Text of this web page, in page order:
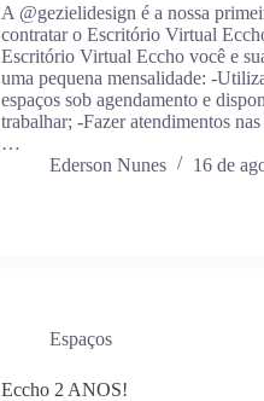
A @gezielidesign é a nossa
contratar o Escritório Virtual
Escritório Virtual Eccho você e
uma pequena mensalidade: -
espaços sob agendamento e
trabalhar; -Fazer atendimentos
…
Ederson Nunes
16 de
Espaços
Eccho 2 ANOS!